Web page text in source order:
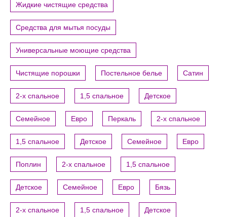
Жидкие чистящие средства
Средства для мытья посуды
Универсальные моющие средства
Чистящие порошки Постельное белье Сатин
2-х спальное 1,5 спальное Детское
Семейное Евро Перкаль 2-х спальное
1,5 спальное Детское Семейное Евро
Поплин 2-х спальное 1,5 спальное
Детское Семейное Евро Бязь
2-х спальное 1,5 спальное Детское